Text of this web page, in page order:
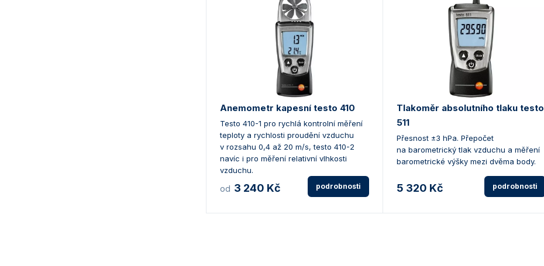
Anemometr kapesní testo 410
Testo 410-1 pro rychlá kontrolní měření
teploty a rychlosti proudění vzduchu
v rozsahu 0,4 až 20 m/s, testo 410-2
navíc i pro měření relativní vlhkosti
vzduchu.
od 3 240 Kč podrobnosti
Tlakoměr absolutního tlaku testo
511
Přesnost ±3 hPa. Přepočet
na barometrický tlak vzduchu a měření
barometrické výšky mezi dvěma body.
5 320 Kč podrobnosti